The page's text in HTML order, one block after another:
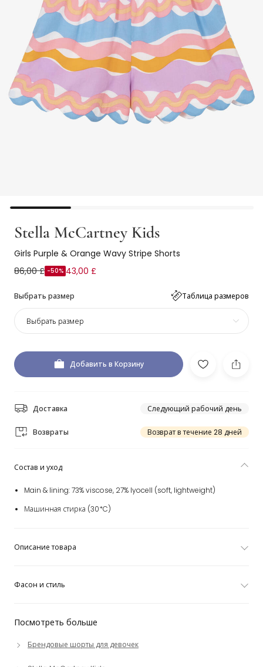
Stella McCartney Kids
Girls Purple & Orange Wavy Stripe Shorts
86,00 £ -50% 43,00 £
Выбрать размер Таблица размеров
Выбрать размер
Добавить в Корзину
Доставка Следующий рабочий день
Возвраты Возврат в течение 28 дней
Посмотреть больше
Брендовые шорты для девочек
Состав и уход
Main & lining: 73% viscose, 27% lyocell (soft, lightweight)
Машинная стирка (30*C)
Описание товара
Фасон и стиль